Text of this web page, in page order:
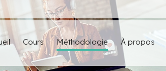
Cours Méthodologie À propos